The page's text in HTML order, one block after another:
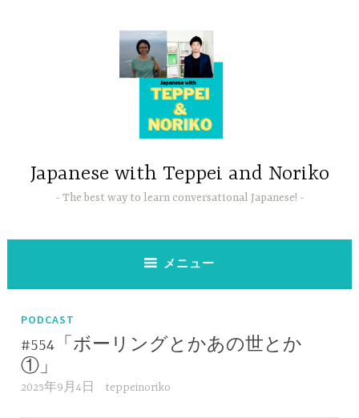
Japanese with Teppei and Noriko
The best way to learn conversational Japanese!
メニュー
PODCAST
#554「ボーリングとかあの世とか
①」
2025年9月4日 teppeinoriko